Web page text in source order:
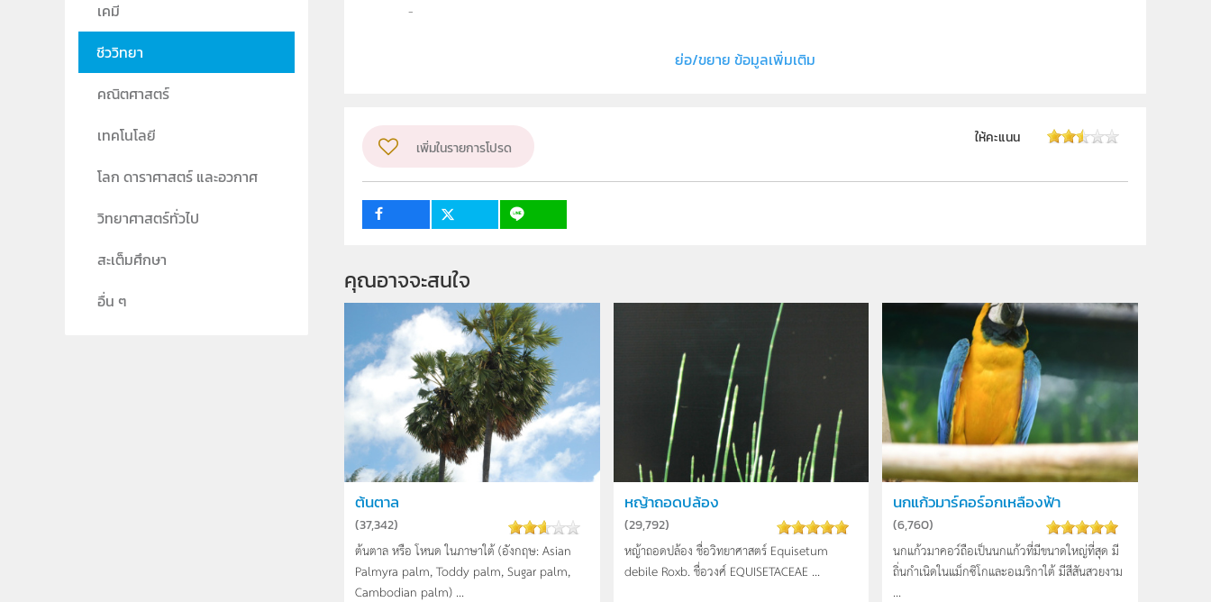
กลุ่มเป้าหมาย
ย่อ/ขยาย ข้อมูลเพิ่มเติม
เพิ่มในรายการโปรด
ให้คะแนน
คุณอาจจะสนใจ
ต้นตาล
(37,342)
ต้นตาล หรือ โหนด ในภาษาใต้ (อังกฤษ: Asian
Palmyra palm, Toddy palm, Sugar palm,
Cambodian palm) ...
หญ้าถอดปล้อง
(29,792)
หญ้าถอดปล้อง ชื่อวิทยาศาสตร์ Equisetum
debile Roxb. ชื่อวงศ์ EQUISETACEAE ...
นกแก้วมาร์คอร์อกเหลืองฟ้า
(6,760)
นกแก้วมาคอว์ถือเป็นนกแก้วที่มีขนาดใหญ่ที่สุด มี
ถิ่นกำเนิดในแม็กซิโกและอเมริกาใต้ มีสีสันสวยงาม
...
เคมี
ชีววิทยา
คณิตศาสตร์
เทคโนโลยี
โลก ดาราศาสตร์ และอวกาศ
วิทยาศาสตร์ทั่วไป
สะเต็มศึกษา
อื่น ๆ